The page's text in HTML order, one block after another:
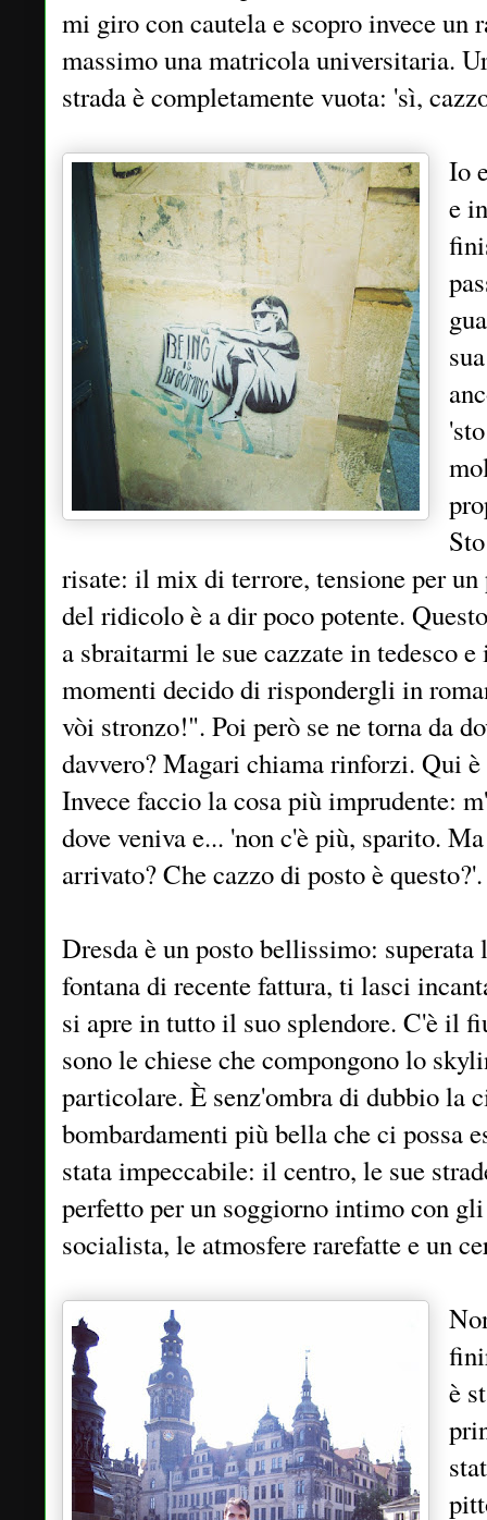
mi giro con cautela e scopro invece un
massimo una matricola universitaria.
strada è completamente vuota: 'sì,
Io
e
risate: il mix di terrore, tensione per un
del ridicolo è a dir poco potente.
a sbraitarmi le sue cazzate in tedesco
momenti decido di rispondergli in
vòi stronzo!". Poi però se ne torna da
davvero? Magari chiama rinforzi. Qui
Invece faccio la cosa più imprudente:
dove veniva e... 'non c'è più, sparito.
arrivato? Che cazzo di posto è questo?'.
Dresda è un posto bellissimo: superata
fontana di recente fattura, ti lasci
si apre in tutto il suo splendore. C'è il
sono le chiese che compongono lo
particolare. È senz'ombra di dubbio la
bombardamenti più bella che ci possa
stata impeccabile: il centro, le sue
perfetto per un soggiorno intimo con
socialista, le atmosfere rarefatte e un
è